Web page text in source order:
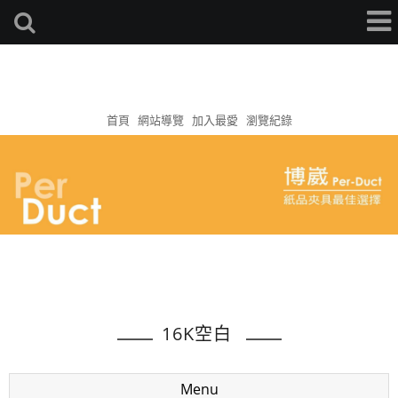
首頁 網站導覽 加入最愛 瀏覽紀錄
16K空白
Menu